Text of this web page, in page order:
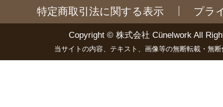
特定商取引法に関する表示 プラ
Copyright © 株式会社 Cünelwork All
当サイトの内容、テキスト、画像等の無断転載・無